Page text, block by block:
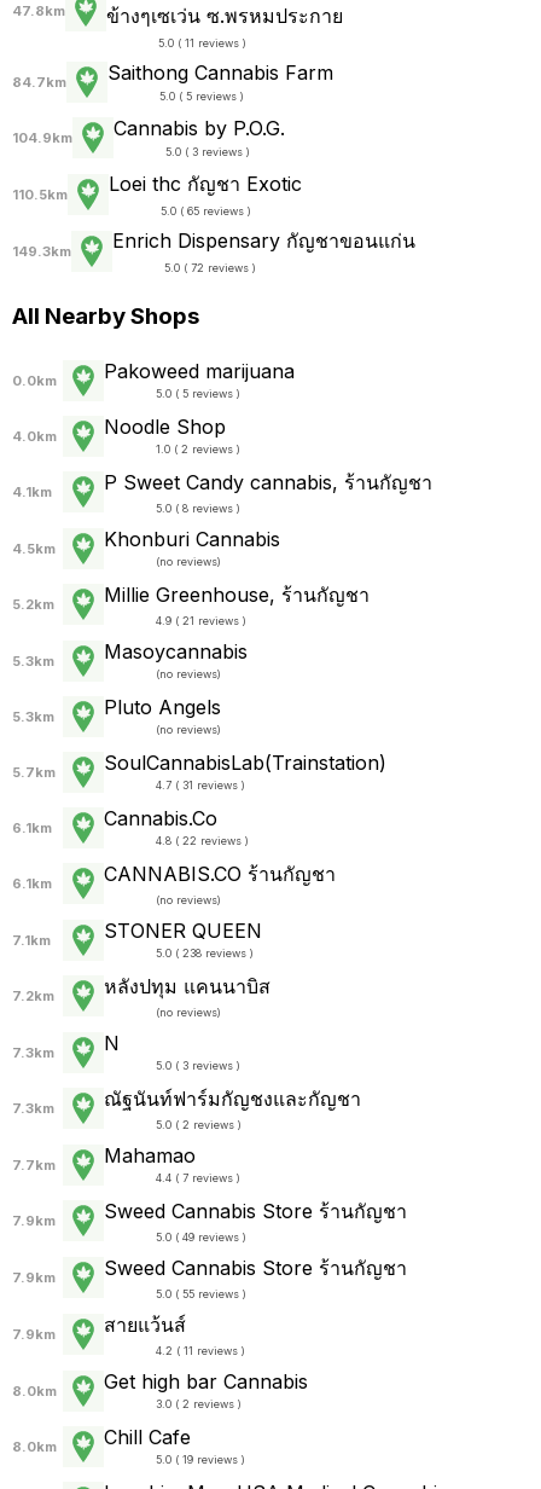
47.8km
ข้างๆเซเว่น ซ.พรหมประกาย
5.0 ( 11 reviews )
84.7km Saithong Cannabis Farm
5.0 ( 5 reviews )
104.9km Cannabis by P.O.G.
5.0 ( 3 reviews )
110.5km Loei thc กัญชา Exotic
5.0 ( 65 reviews )
149.3km Enrich Dispensary กัญชาขอนแก่น
5.0 ( 72 reviews )
All Nearby Shops
0.0km Pakoweed marijuana
5.0 ( 5 reviews )
4.0km Noodle Shop
1.0 ( 2 reviews )
4.1km P Sweet Candy cannabis, ร้านกัญชา
5.0 ( 8 reviews )
4.5km Khonburi Cannabis
(no reviews)
5.2km Millie Greenhouse, ร้านกัญชา
4.9 ( 21 reviews )
5.3km Masoycannabis
(no reviews)
5.3km Pluto Angels
(no reviews)
5.7km SoulCannabisLab(Trainstation)
4.7 ( 31 reviews )
6.1km Cannabis.Co
4.8 ( 22 reviews )
6.1km CANNABIS.CO ร้านกัญชา
(no reviews)
7.1km STONER QUEEN
5.0 ( 238 reviews )
7.2km หลังปทุม แคนนาบิส
(no reviews)
7.3km N
5.0 ( 3 reviews )
7.3km ณัฐนันท์ฟาร์มกัญชงและกัญชา
5.0 ( 2 reviews )
7.7km Mahamao
4.4 ( 7 reviews )
7.9km Sweed Cannabis Store ร้านกัญชา
5.0 ( 49 reviews )
7.9km Sweed Cannabis Store ร้านกัญชา
5.0 ( 55 reviews )
7.9km สายแว้นส์
4.2 ( 11 reviews )
8.0km Get high bar Cannabis
3.0 ( 2 reviews )
8.0km Chill Cafe
5.0 ( 19 reviews )